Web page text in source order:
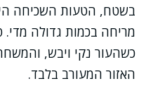
בשטח, הטעות השכיחה
מריחה בכמות גדולה מדי.
כשהעור נקי ויבש,
האזור המעורב בלבד.